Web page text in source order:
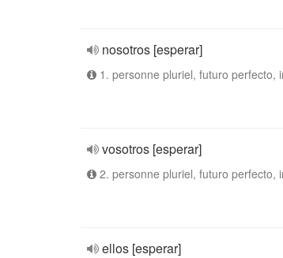
nosotros [esperar]
1. personne pluriel, futuro perfecto,
vosotros [esperar]
2. personne pluriel, futuro perfecto,
ellos [esperar]